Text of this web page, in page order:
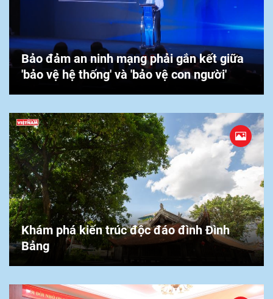
Bảo đảm an ninh mạng phải gắn kết giữa
'bảo vệ hệ thống' và 'bảo vệ con người'
Khám phá kiến trúc độc đáo đình Đình
Bảng